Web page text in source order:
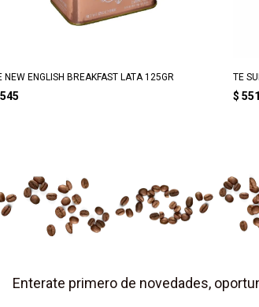
NEW ENGLISH BREAKFAST LATA 125GR
545
TE
$ 551
Enterate primero de novedades,